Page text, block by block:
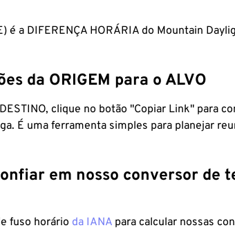
é a DIFERENÇA HORÁRIA do Mountain
da ORIGEM para o ALVO
clique no botão "Copiar Link" para
É uma ferramenta simples para planejar
em nosso conversor de
fuso horário da IANA para calcular nossas